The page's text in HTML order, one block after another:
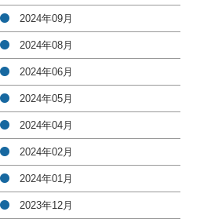
2024年09月
2024年08月
2024年06月
2024年05月
2024年04月
2024年02月
2024年01月
2023年12月